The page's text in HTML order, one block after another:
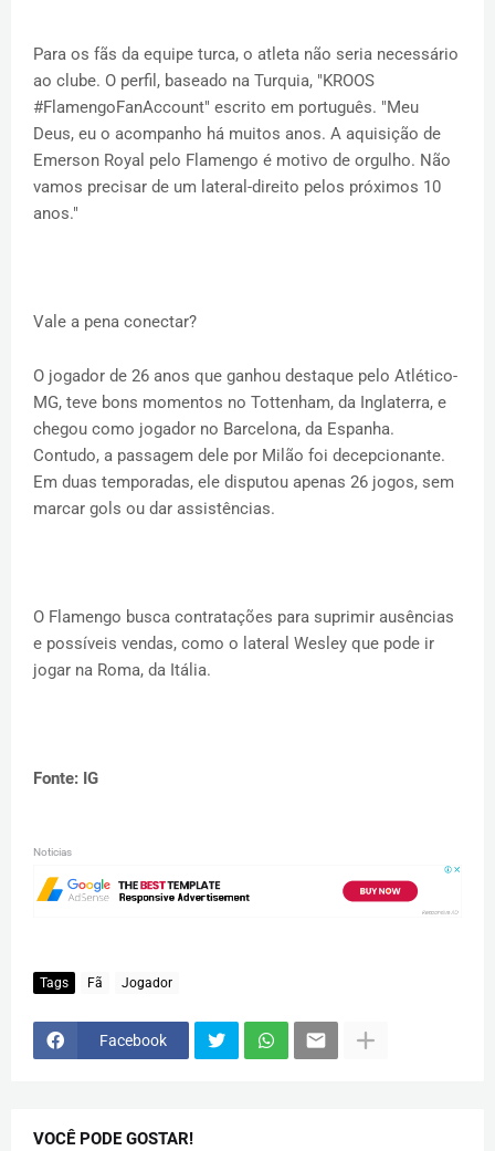
Para os fãs da equipe turca, o atleta não seria necessário
ao clube. O perfil, baseado na Turquia, "KROOS
#FlamengoFanAccount" escrito em português. "Meu
Deus, eu o acompanho há muitos anos. A aquisição de
Emerson Royal pelo Flamengo é motivo de orgulho. Não
vamos precisar de um lateral-direito pelos próximos 10
anos."
Vale a pena conectar?
O jogador de 26 anos que ganhou destaque pelo Atlético-
MG, teve bons momentos no Tottenham, da Inglaterra, e
chegou como jogador no Barcelona, da Espanha.
Contudo, a passagem dele por Milão foi decepcionante.
Em duas temporadas, ele disputou apenas 26 jogos, sem
marcar gols ou dar assistências.
O Flamengo busca contratações para suprimir ausências
e possíveis vendas, como o lateral Wesley que pode ir
jogar na Roma, da Itália.
Fonte: IG
Noticias
Tags Fã Jogador
Facebook
VOCÊ PODE GOSTAR!